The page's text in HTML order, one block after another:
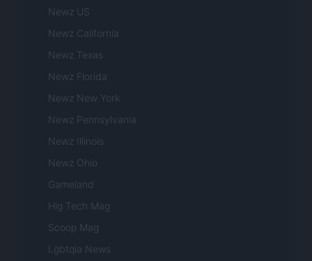
Newz US
Newz California
Newz Texas
Newz Florida
Newz New York
Newz Pennsylvania
Newz Illinois
Newz Ohio
Gameland
Hig Tech Mag
Scoop Mag
Lgbtqia News